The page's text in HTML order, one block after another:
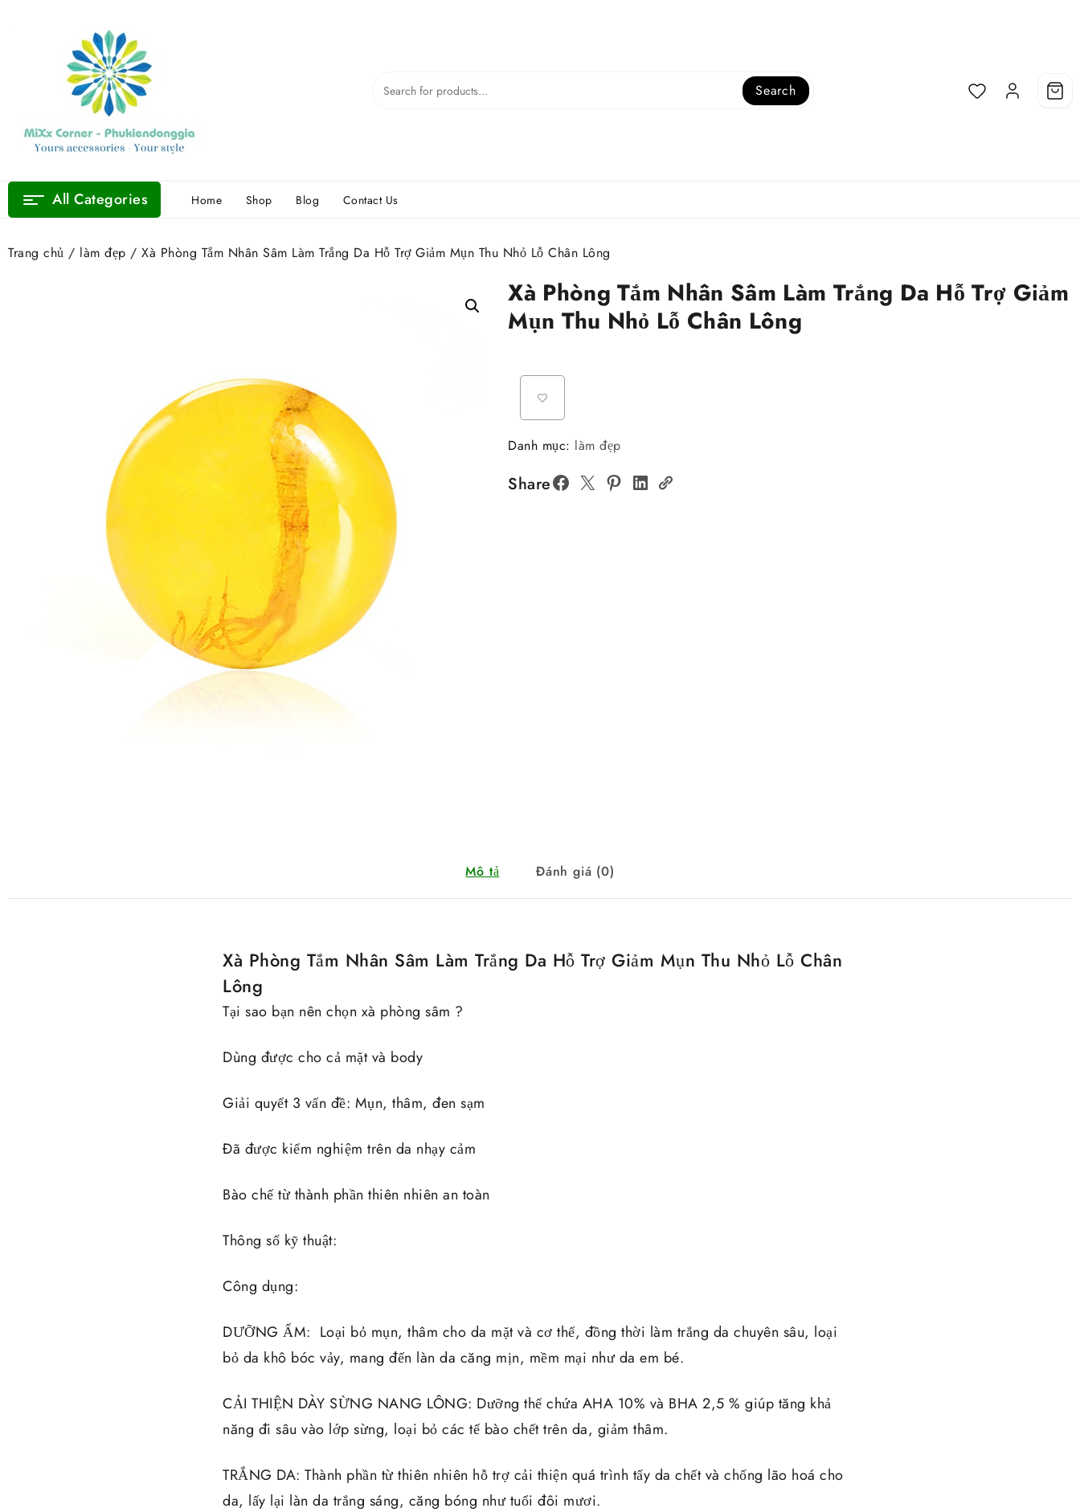
Search
All Categories Home Shop Blog Contact Us
Trang chủ / làm đẹp / Xà Phòng Tắm Nhân Sâm Làm Trắng Da Hỗ Trợ Giảm Mụn Thu Nhỏ Lỗ Chân Lông
Xà Phòng Tắm Nhân Sâm Làm Trắng Da Hỗ Trợ Giảm
Mụn Thu Nhỏ Lỗ Chân Lông
Danh mục: làm đẹp
Share
Mô tả Đánh giá (0)
Xà Phòng Tắm Nhân Sâm Làm Trắng Da Hỗ Trợ Giảm Mụn Thu Nhỏ Lỗ Chân
Lông
Tại sao bạn nên chọn xà phòng sâm ?
Dùng được cho cả mặt và body
Giải quyết 3 vấn đề: Mụn, thâm, đen sạm
Đã được kiểm nghiệm trên da nhạy cảm
Bào chế từ thành phần thiên nhiên an toàn
Thông số kỹ thuật:
Công dụng:
DƯỠNG ẨM: Loại bỏ mụn, thâm cho da mặt và cơ thể, đồng thời làm trắng da chuyên sâu, loại
bỏ da khô bóc vảy, mang đến làn da căng mịn, mềm mại như da em bé.
CẢI THIỆN DÀY SỪNG NANG LÔNG: Dưỡng thể chứa AHA 10% và BHA 2,5 % giúp tăng khả
năng đi sâu vào lớp sừng, loại bỏ các tế bào chết trên da, giảm thâm.
TRẮNG DA: Thành phần từ thiên nhiên hỗ trợ cải thiện quá trình tẩy da chết và chống lão hoá cho
da, lấy lại làn da trắng sáng, căng bóng như tuổi đôi mươi.